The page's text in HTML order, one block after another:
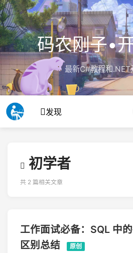
码农刚子•
最新C#教程和.NET
发现
初学者
共 2 篇相关文章
工作面试必备：SQL 中
区别总结
原创